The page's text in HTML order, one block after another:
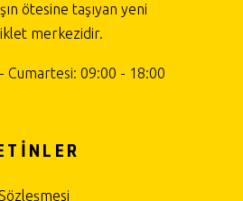
ötesine taşıyan yeni
merkezidir.
Cumartesi: 09:00 - 18:00